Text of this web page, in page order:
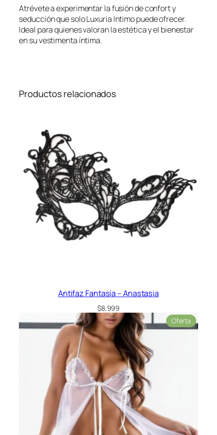
Atrévete a experimentar la fusión de confort y
seducción que solo Luxuria Intimo puede ofrecer.
Ideal para quienes valoran la estética y el bienestar
en su vestimenta íntima.
Productos relacionados
Antifaz Fantasía – Anastasia
$8,999
Oferta
en